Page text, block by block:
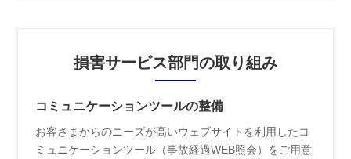
損害サービス部門の取り組み
コミュニケーションツールの整備
お客さまからのニーズが高いウェブサイトを利用したコ
ミュニケーションツール（事故経過WEB照会）をご用意